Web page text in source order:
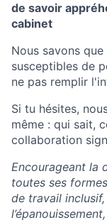
de savoir
cabinet
Nous savons
susceptibles de
ne pas remplir
Si tu hésites,
même : qui sait,
collaboration
Encourageant la
toutes ses
de travail